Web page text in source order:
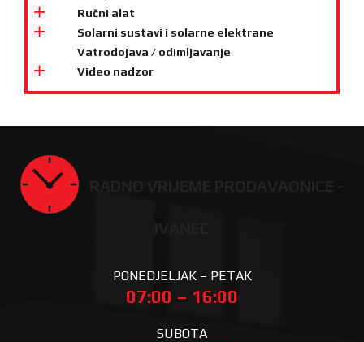
Ručni alat
Solarni sustavi i solarne elektrane
Vatrodojava / odimljavanje
Video nadzor
PONEDJELJAK – PETAK
07:00 – 16:00
SUBOTA